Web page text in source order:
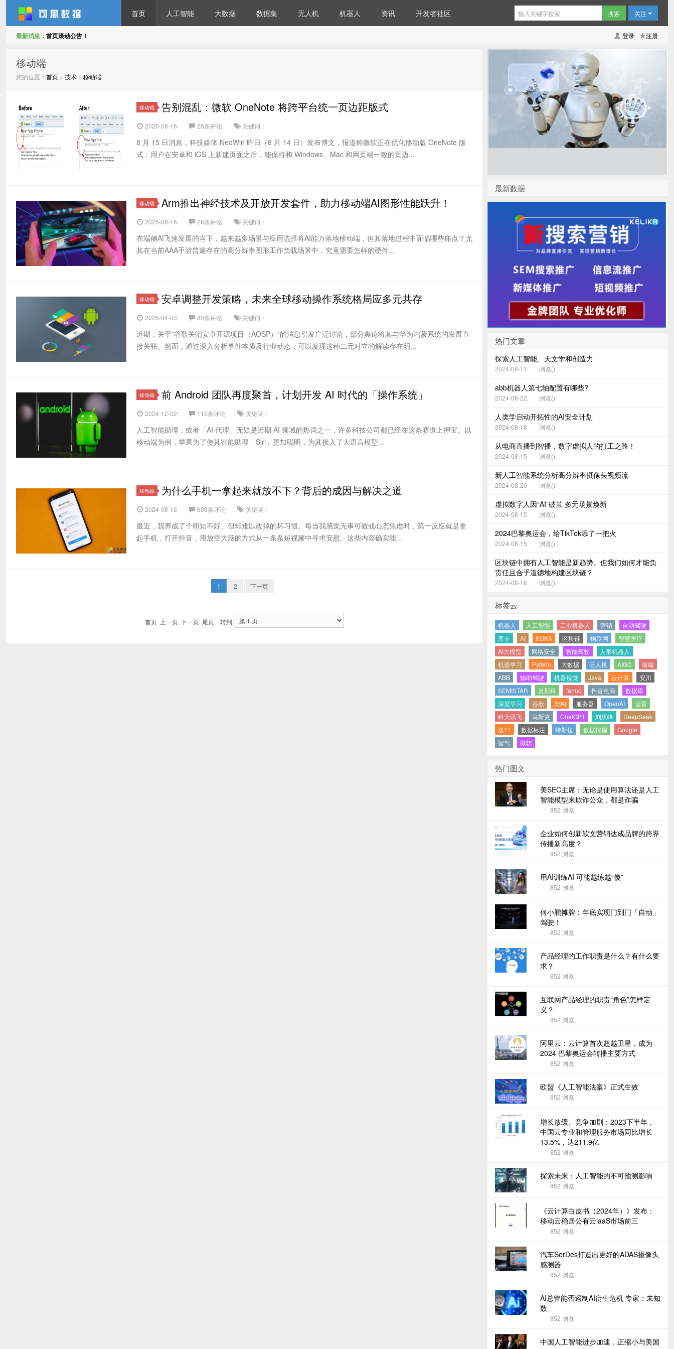
首页 人工智能 大数据 数据集 无人机 机器人 资讯 开发者社区 关注
登录 注册
最新消息： 首页滚动公告！
移动端
您的位置： 首页 > 技术 > 移动端
移动端 告别混乱：微软 OneNote 将跨平台统一页边距版式
2025-08-16 28条评论 关键词：
8 月 15 日消息，科技媒体 NeoWin 昨日（8 月 14 日）发布博文，报道称微软正在优化移动版 OneNote 版
式：用户在安卓和 iOS 上新建页面之后，能保持和 Windows、Mac 和网页端一致的页边...
移动端 Arm推出神经技术及开放开发套件，助力移动端AI图形性能跃升！
2025-08-16 28条评论 关键词：
在端侧AI飞速发展的当下，越来越多场景与应用选择将AI能力落地移动端，但其落地过程中面临哪些痛点？尤
其在当前AAA手游普遍存在的高分辨率图形工作负载场景中，究竟需要怎样的硬件...
移动端 安卓调整开发策略，未来全球移动操作系统格局应多元共存
2025-04-03 80条评论 关键词：
近期，关于"谷歌关闭安卓开源项目（AOSP）"的消息引发广泛讨论，部分舆论将其与华为鸿蒙系统的发展直
接关联。然而，通过深入分析事件本质及行业动态，可以发现这种二元对立的解读存在明...
移动端 前 Android 团队再度聚首，计划开发 AI 时代的「操作系统」
2024-12-02 115条评论 关键词：
人工智能助理，或者「AI 代理」无疑是近期 AI 领域的热词之一，许多科技公司都已经在这条赛道上押宝。以
移动端为例，苹果为了使其智能助理「Siri」更加聪明，为其接入了大语言模型...
移动端 为什么手机一拿起来就放不下？背后的成因与解决之道
2024-08-16 603条评论 关键词：
最近，我养成了个明知不好、但却难以改掉的坏习惯。每当我感觉无事可做或心态焦虑时，第一反应就是拿
起手机，打开抖音，用放空大脑的方式从一条条短视频中寻求安慰。这些内容确实能...
1 2 下一页
首页 上一页 下一页 尾页转到:
最新数据
热门文章
探索人工智能、天文学和创造力
2024-08-11 浏览()
abb机器人第七轴配置有哪些?
2024-08-22 浏览()
人类学启动开拓性的AI安全计划
2024-08-18 浏览()
从电商直播到智播，数字虚拟人的打工之路！
2024-08-15 浏览()
新人工智能系统分析高分辨率摄像头视频流
2024-08-20 浏览()
虚拟数字人因“AI”破茧 多元场景焕新
2024-08-15 浏览()
2024巴黎奥运会，给TikTok添了一把火
2024-08-15 浏览()
区块链中拥有人工智能是新趋势。但我们如何才能负
责任且合乎道德地构建区块链？
2024-08-18 浏览()
标签云
机器人 人工智能 工业机器人 营销
自动驾驶
库卡
AI KUKA 区块链 物联网
智慧医疗
AI大模型
网络安全 智能驾驶
人形机器人
机器学习
Python 大数据 无人机 AIGC
前端
ABB
辅助驾驶 机器视觉 Java 云计算
安川
SEMISTAR
发那科 fanuc 抖音电商
数据库
深度学习
谷歌 架构 服务器 OpenAI
运营
科大讯飞
马斯克 ChatGPT 刘庆峰
DeepSeek
双11
数据标注 特斯拉 数据挖掘
Google
智驾
微软
热门图文
美SEC主席：无论是使用算法还是人工
智能模型来欺诈公众，都是诈骗
852 浏览
企业如何创新软文营销达成品牌的跨界
传播新高度？
852 浏览
用AI训练AI 可能越练越“傻”
852 浏览
何小鹏摊牌：年底实现门到门「自动」
驾驶！
852 浏览
产品经理的工作职责是什么？有什么要
求？
852 浏览
互联网产品经理的职责“角色”怎样定
义？
852 浏览
阿里云：云计算首次超越卫星，成为
2024 巴黎奥运会转播主要方式
852 浏览
欧盟《人工智能法案》正式生效
852 浏览
增长放缓、竞争加剧：2023下半年，
中国云专业和管理服务市场同比增长
13.5%，达211.9亿
852 浏览
探索未来：人工智能的不可预测影响
852 浏览
《云计算白皮书（2024年）》发布：
移动云稳居公有云laaS市场前三
852 浏览
汽车SerDes打造出更好的ADAS摄像头
感测器
852 浏览
AI总管能否遏制AI衍生危机 专家：未知
数
852 浏览
中国人工智能进步加速，正缩小与美国